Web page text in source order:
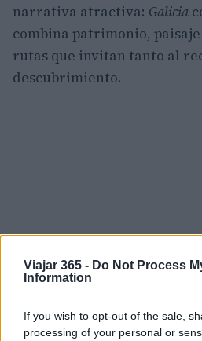
Viajar 365 - Do Not Process
Information
If you wish to opt-out of the sale,
processing of your personal or
narrativa atractiva: Galicia
combina patrimonio,
rutas que invitan tanto al
descubrimiento.